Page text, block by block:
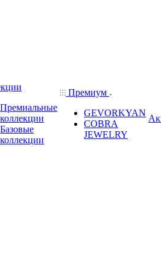
Премиальные
коллекции
Базовые
коллекции
Премиум
GEVORKYAN
COBRA
JEWELRY